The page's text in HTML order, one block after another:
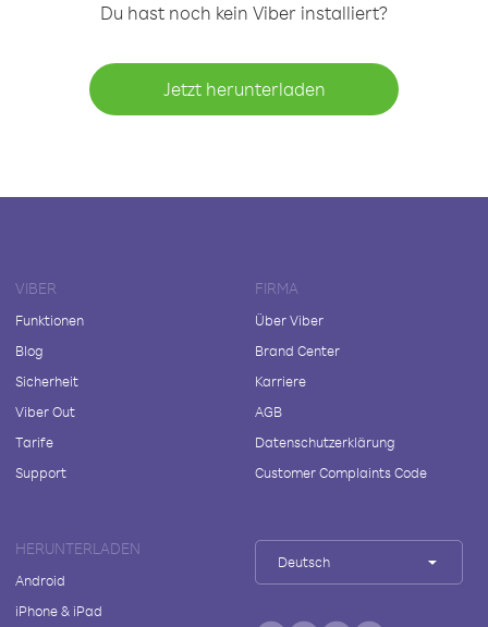
Du hast noch kein Viber installiert?
Jetzt herunterladen
VIBER
Funktionen
Blog
Sicherheit
Viber Out
Tarife
Support
FIRMA
Über Viber
Brand Center
Karriere
AGB
Datenschutzerklärung
Customer Complaints Code
HERUNTERLADEN
Android
iPhone & iPad
Deutsch